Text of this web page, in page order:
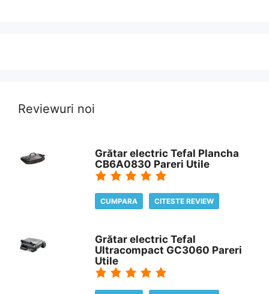
Reviewuri noi
Grătar electric Tefal Plancha
CB6A0830 Pareri Utile
CUMPARA CITESTE REVIEW
Grătar electric Tefal
Ultracompact GC3060 Pareri
Utile